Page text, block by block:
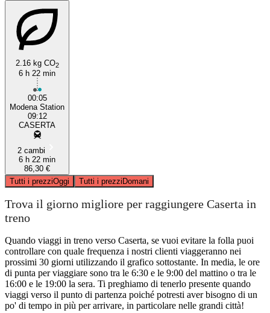
2.16 kg CO2
6 h 22 min
00:05
Modena Station
09:12
CASERTA
2 cambi
6 h 22 min
86,30 €
Tutti i prezziOggi Tutti i prezziDomani
Trova il giorno migliore per raggiungere Caserta in
treno
Quando viaggi in treno verso Caserta, se vuoi evitare la folla puoi
controllare con quale frequenza i nostri clienti viaggeranno nei
prossimi 30 giorni utilizzando il grafico sottostante. In media, le ore
di punta per viaggiare sono tra le 6:30 e le 9:00 del mattino o tra le
16:00 e le 19:00 la sera. Ti preghiamo di tenerlo presente quando
viaggi verso il punto di partenza poiché potresti aver bisogno di un
po' di tempo in più per arrivare, in particolare nelle grandi città!